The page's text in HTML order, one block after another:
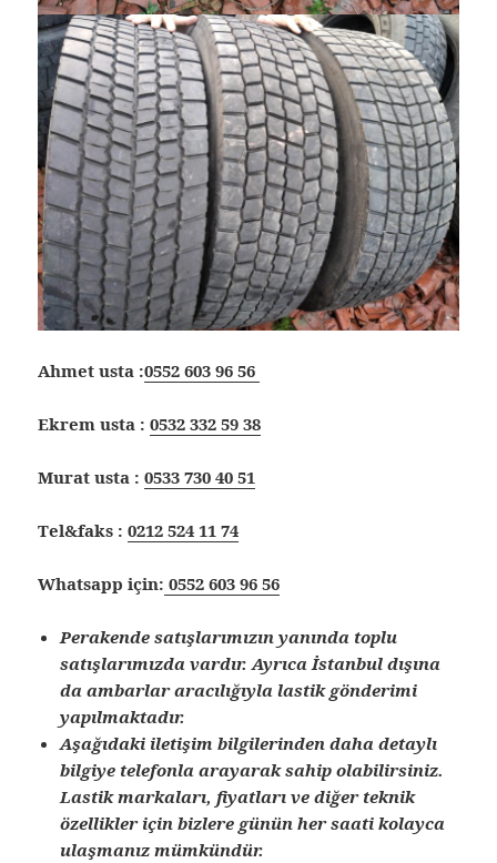
Ahmet usta :0552 603 96 56
Ekrem usta :0532 332 59 38
Murat usta :0533 730 40 51
Tel&faks :0212 524 11 74
Whatsapp için: 0552 603 96 56
Perakende satışlarımızın yanında toplu
satışlarımızda vardır. Ayrıca İstanbul dışına
da ambarlar aracılığıyla lastik gönderimi
yapılmaktadır.
Aşağıdaki iletişim bilgilerinden daha detaylı
bilgiye telefonla arayarak sahip olabilirsiniz.
Lastik markaları, fiyatları ve diğer teknik
özellikler için bizlere günün her saati kolayca
ulaşmanız mümkündür.